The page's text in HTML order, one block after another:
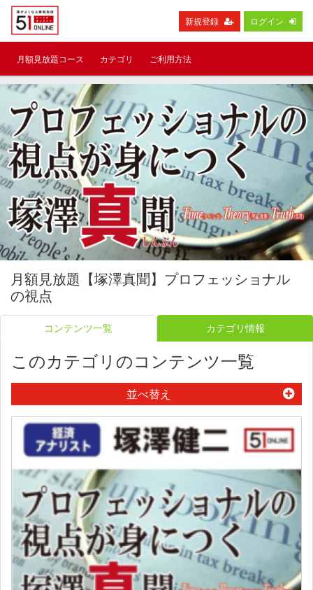
新規登録 ログイン
月額見放題コース カテゴリ ご利用方法
月額見放題【塚澤真聞】プロフェッショナル
の視点
コンテンツ一覧 カテゴリ情報
このカテゴリのコンテンツ一覧
並べ替え